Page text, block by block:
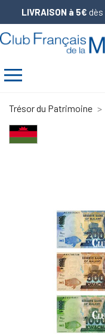
LIVRAISON à 5€ dès
Trésor du Patrimoine